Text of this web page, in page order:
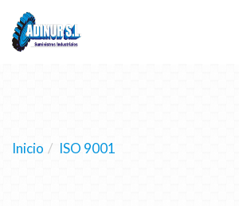
Inicio ISO 9001